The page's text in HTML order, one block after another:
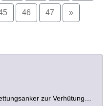
46 47 »